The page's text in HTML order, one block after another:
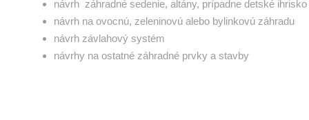
návrh záhradné sedenie, altány, prípadne detské ihrisko
návrh na ovocnú, zeleninovú alebo bylinkovú záhradu
návrh závlahový systém
návrhy na ostatné záhradné prvky a stavby